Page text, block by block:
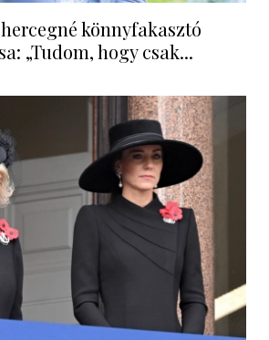
könnyfakasztó
„Tudom, hogy csak...